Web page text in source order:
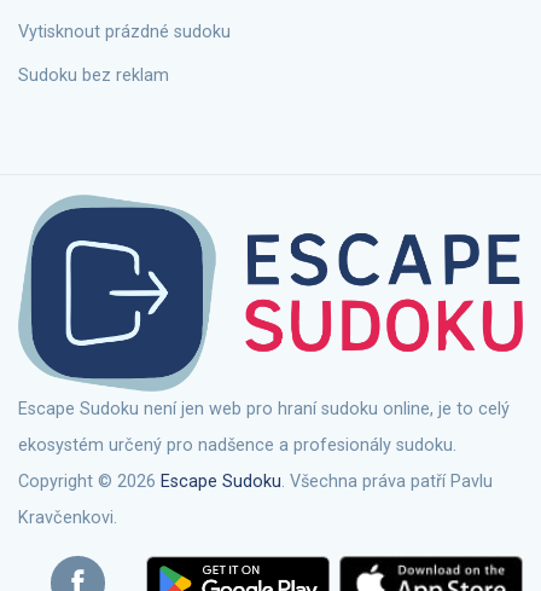
Vytisknout prázdné sudoku
Sudoku bez reklam
Escape Sudoku není jen web pro hraní sudoku online, je to celý
ekosystém určený pro nadšence a profesionály sudoku.
Copyright © 2026 Escape Sudoku. Všechna práva patří Pavlu
Kravčenkovi.